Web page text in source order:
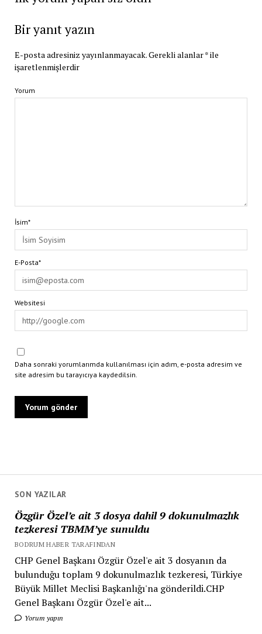
SON YAZILAR
Özgür Özel’e ait 3 dosya dahil 9 dokunulmazlık
tezkeresi TBMM’ye sunuldu
BODRUM HABER TARAFINDAN
CHP Genel Başkanı Özgür Özel'e ait 3 dosyanın da
bulunduğu toplam 9 dokunulmazlık tezkeresi, Türkiye
Büyük Millet Meclisi Başkanlığı'na gönderildi.CHP
Genel Başkanı Özgür Özel'e ait...
Yorum yapın
Bir yanıt yazın
E-posta adresiniz yayınlanmayacak.Gerekli alanlar*ile
işaretlenmişlerdir
Yorum
İsim*
E-Posta*
Websitesi
Daha sonraki yorumlarımda kullanılması için adım, e-posta adresim ve
site adresim bu tarayıcıya kaydedilsin.